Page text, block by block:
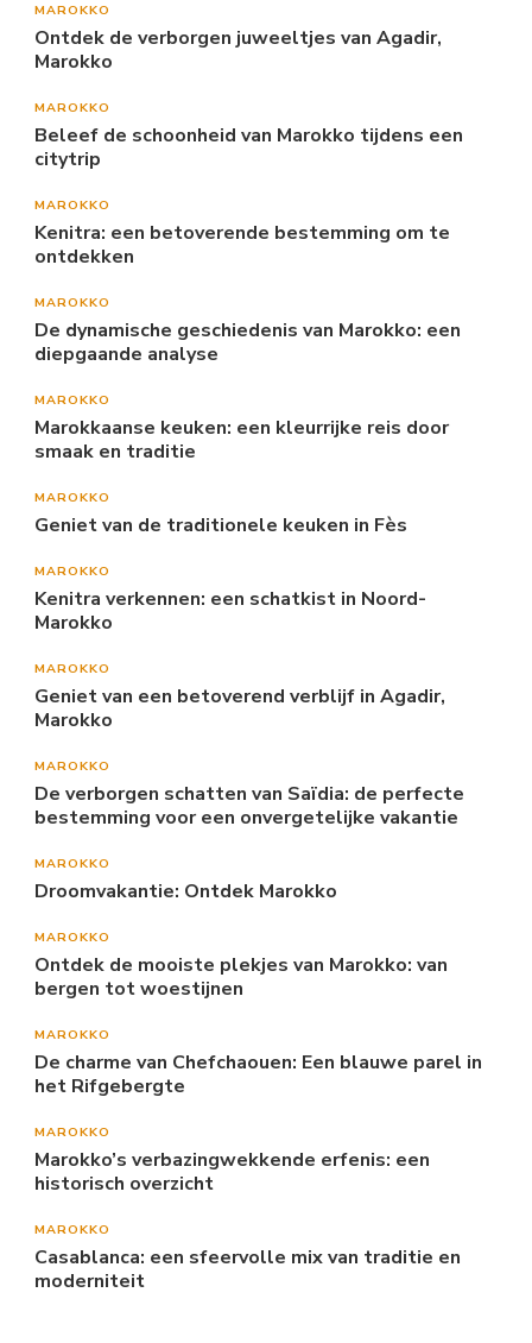
MAROKKO
Ontdek de verborgen juweeltjes van Agadir,
Marokko
MAROKKO
Beleef de schoonheid van Marokko tijdens een
citytrip
MAROKKO
Kenitra: een betoverende bestemming om te
ontdekken
MAROKKO
De dynamische geschiedenis van Marokko: een
diepgaande analyse
MAROKKO
Marokkaanse keuken: een kleurrijke reis door
smaak en traditie
MAROKKO
Geniet van de traditionele keuken in Fès
MAROKKO
Kenitra verkennen: een schatkist in Noord-
Marokko
MAROKKO
Geniet van een betoverend verblijf in Agadir,
Marokko
MAROKKO
De verborgen schatten van Saïdia: de perfecte
bestemming voor een onvergetelijke vakantie
MAROKKO
Droomvakantie: Ontdek Marokko
MAROKKO
Ontdek de mooiste plekjes van Marokko: van
bergen tot woestijnen
MAROKKO
De charme van Chefchaouen: Een blauwe parel in
het Rifgebergte
MAROKKO
Marokko’s verbazingwekkende erfenis: een
historisch overzicht
MAROKKO
Casablanca: een sfeervolle mix van traditie en
moderniteit